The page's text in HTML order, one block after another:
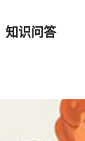
知识问答